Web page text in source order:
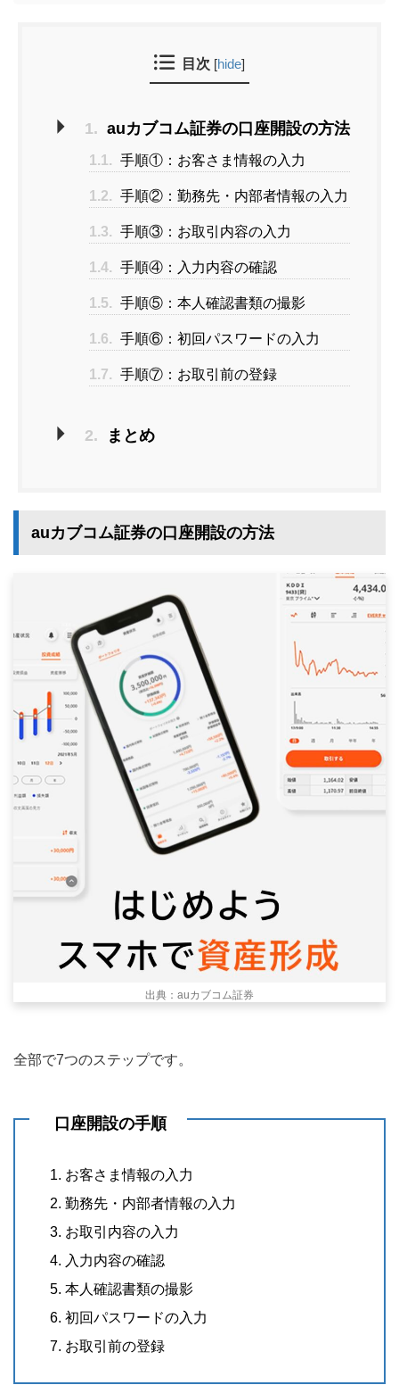
目次 [hide]
1. auカブコム証券の口座開設の方法
1.1. 手順①：お客さま情報の入力
1.2. 手順②：勤務先・内部者情報の入力
1.3. 手順③：お取引内容の入力
1.4. 手順④：入力内容の確認
1.5. 手順⑤：本人確認書類の撮影
1.6. 手順⑥：初回パスワードの入力
1.7. 手順⑦：お取引前の登録
2. まとめ
auカブコム証券の口座開設の方法
出典：auカブコム証券
全部で7つのステップです。
口座開設の手順
お客さま情報の入力
勤務先・内部者情報の入力
お取引内容の入力
入力内容の確認
本人確認書類の撮影
初回パスワードの入力
お取引前の登録